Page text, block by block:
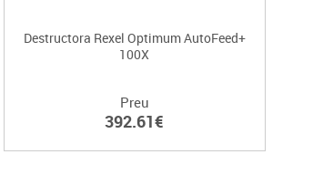
Destructora Rexel Optimum AutoFeed+
100X
Preu
392.61€